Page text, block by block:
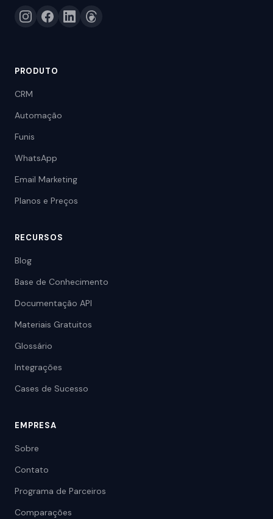
PRODUTO
CRM
Automação
Funis
WhatsApp
Email Marketing
Planos e Preços
RECURSOS
Blog
Base de Conhecimento
Documentação API
Materiais Gratuitos
Glossário
Integrações
Cases de Sucesso
EMPRESA
Sobre
Contato
Programa de Parceiros
Comparações